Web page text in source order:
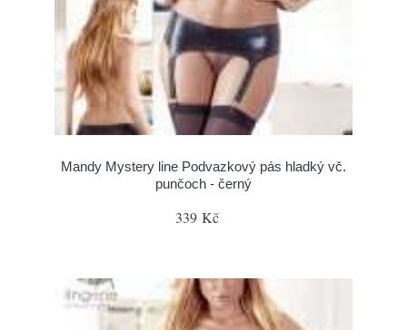
Mandy Mystery line Podvazkový pás hladký vč.
punčoch - černý
339 Kč